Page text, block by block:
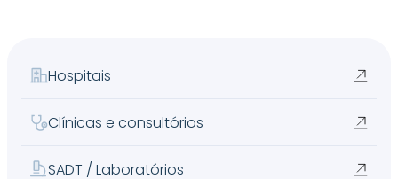
Hospitais
Clínicas e consultórios
SADT / Laboratórios